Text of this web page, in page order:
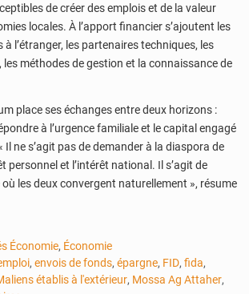
de créer des emplois et de la valeur
locales. À l’apport financier s’ajoutent les
l’étranger, les partenaires techniques, les
méthodes de gestion et la connaissance de
place ses échanges entre deux horizons :
à l’urgence familiale et le capital engagé
Il ne s’agit pas de demander à la diaspora de
personnel et l’intérêt national. Il s’agit de
les deux convergent naturellement », résume
Économie, Économie
, envois de fonds, épargne, FID, fida,
établis à l'extérieur, Mossa Ag Attaher,